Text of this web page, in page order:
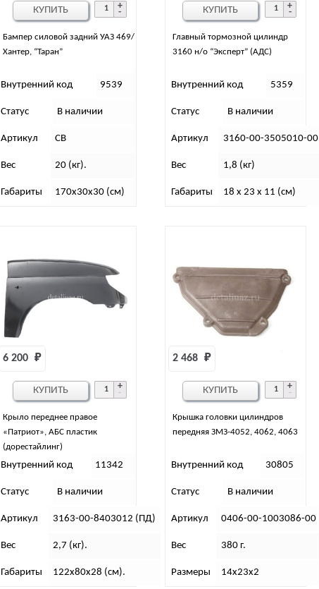
Бампер силовой задний УАЗ 469/
Хантер, “Таран”
Внутренний код 9539
Статус В наличии
Артикул СВ
Вес 20 (кг).
Габариты 170х30х30 (см)
КУПИТЬ
Главный тормозной цилиндр
3160 н/о “Эксперт” (АДС)
Внутренний код 5359
Статус В наличии
Артикул 3160-00-3505010-00
Вес 1,8 (кг)
Габариты 18 х 23 х 11 (см)
КУПИТЬ
Крыло переднее правое
«Патриот», АБС пластик
(дорестайлинг)
6 200 ₽
Внутренний код 11342
Статус В наличии
Артикул 3163-00-8403012 (ПД)
Вес 2,7 (кг).
Габариты 122х80х28 (см).
КУПИТЬ
Крышка головки цилиндров
передняя ЗМЗ-4052, 4062, 4063
2 468 ₽
Внутренний код 30805
Статус В наличии
Артикул 0406-00-1003086-00
Вес 380 г.
Размеры 14х23х2
КУПИТЬ